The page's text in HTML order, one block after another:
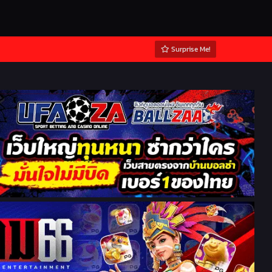
Surprise Me!